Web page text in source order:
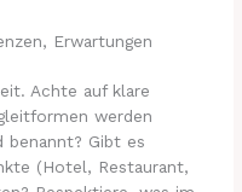
Erwartungen
Achte auf klare
werden
benannt? Gibt es
(Hotel, Restaurant,